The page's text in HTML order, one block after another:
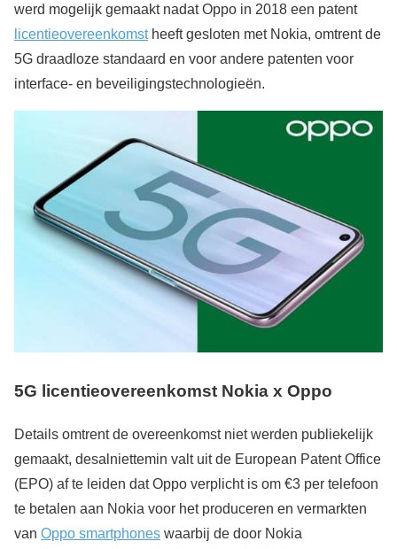
werd mogelijk gemaakt nadat Oppo in 2018 een patent
licentieovereenkomstheeft gesloten met Nokia, omtrent de
5G draadloze standaard en voor andere patenten voor
interface- en beveiligingstechnologieën.
5G licentieovereenkomst Nokia x Oppo
Details omtrent de overeenkomst niet werden publiekelijk
gemaakt, desalniettemin valt uit de European Patent Office
(EPO) af te leiden dat Oppo verplicht is om €3 per telefoon
te betalen aan Nokia voor het produceren en vermarkten
van Oppo smartphones waarbij de door Nokia